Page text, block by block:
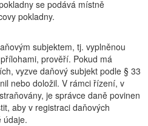
se podává místně
pokladny.
subjektem, tj. vyplněnou
prověří. Pokud má
vyzve daňový subjekt podle § 33
nebo doložil. V rámci řízení, v
je správce daně povinen
aby v registraci daňových
údaje.